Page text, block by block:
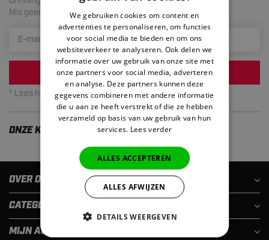
Mis geen enkele actie meer. Maximaal 1 mail per maand.
INSCHRIJVEN
* Lees hier de wettelijke beperkingen
ONZE KLANTEN ZIJN TEVREDEN
OVER ONS
CATEGORIEËN
MIJN ACCOUNT
We gebruiken cookies om content en
advertenties te personaliseren, om functies
voor social media te bieden en om ons
websiteverkeer te analyseren. Ook delen we
informatie over uw gebruik van onze site met
onze partners voor social media, adverteren
en analyse. Deze partners kunnen deze
gegevens combineren met andere informatie
die u aan ze heeft verstrekt of die ze hebben
verzameld op basis van uw gebruik van hun
services. Lees verder
ALLES ACCEPTEREN
ALLES AFWIJZEN
DETAILS WEERGEVEN